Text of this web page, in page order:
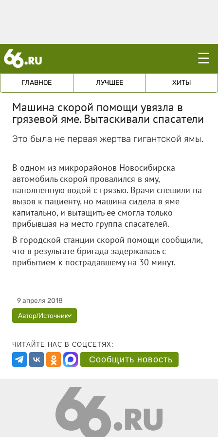
☰
ГЛАВНОЕ ЛУЧШЕЕ ХИТЫ
Машина скорой помощи увязла в
грязевой яме. Вытаскивали спасатели
Это была не первая жертва гигантской ямы.
В одном из микрорайонов Новосибирска
автомобиль скорой провалился в яму,
наполненную водой с грязью. Врачи спешили на
вызов к пациенту, но машина сидела в яме
капитально, и вытащить ее смогла только
прибывшая на место группа спасателей.
В городской станции скорой помощи сообщили,
что в результате бригада задержалась с
прибытием к пострадавшему на 30 минут.
9 апреля 2018
Автор/Источник
ЧИТАЙТЕ НАС В СОЦСЕТЯХ:
Сообщить новость